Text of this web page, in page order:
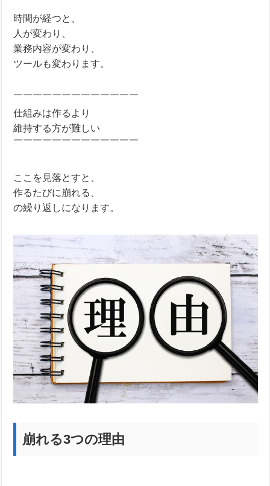
時間が経つと、
人が変わり、
業務内容が変わり、
ツールも変わります。
￣￣￣￣￣￣￣￣￣￣￣￣￣
仕組みは作るより
維持する方が難しい
￣￣￣￣￣￣￣￣￣￣￣￣￣
ここを見落とすと、
作るたびに崩れる、
の繰り返しになります。
崩れる3つの理由